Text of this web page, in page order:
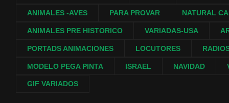
ANIMALES -AVES PARA PROVAR NATURAL
ANIMALES PRE HISTORICO VARIADAS-USA
PORTADS ANIMACIONES LOCUTORES
MODELO PEGA PINTA ISRAEL NAVIDAD
GIF VARIADOS